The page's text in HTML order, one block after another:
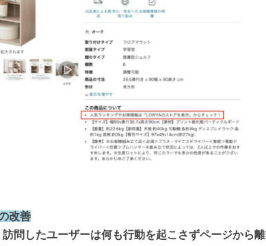
改善
問したユーザーは何も行動を起こさずページから離